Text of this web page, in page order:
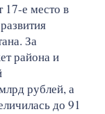
17-е место в
За
района и
рублей, а
до 91